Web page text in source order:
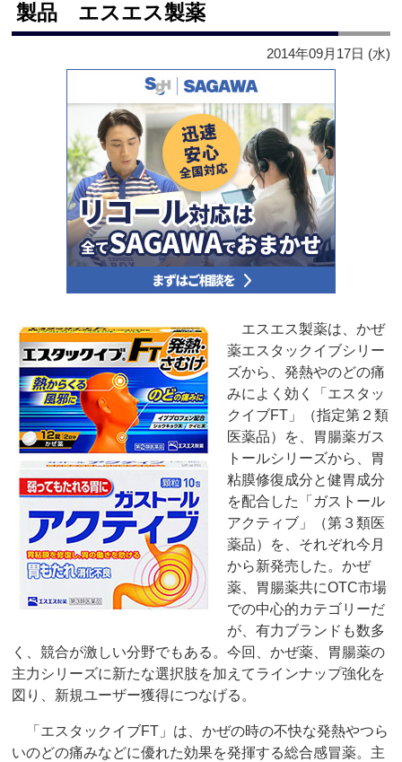
製品 エスエス製薬
2014年09月17日 (水)
エスエス製薬は、かぜ
薬エスタックイブシリー
ズから、発熱やのどの痛
みによく効く「エスタッ
クイブFT」（指定第２類
医薬品）を、胃腸薬ガス
トールシリーズから、胃
粘膜修復成分と健胃成分
を配合した「ガストール
アクティブ」（第３類医
薬品）を、それぞれ今月
から新発売した。かぜ
薬、胃腸薬共にOTC市場
での中心的カテゴリーだ
が、有力ブランドも数多
く、競合が激しい分野でもある。今回、かぜ薬、胃腸薬の
主力シリーズに新たな選択肢を加えてラインナップ強化を
図り、新規ユーザー獲得につなげる。
「エスタックイブFT」は、かぜの時の不快な発熱やつら
いのどの痛みなどに優れた効果を発揮する総合感冒薬。主